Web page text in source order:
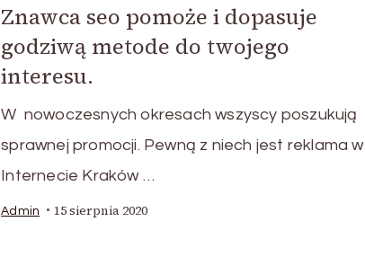
Znawca seo pomoże i dopasuje
godziwą metode do twojego
interesu.
W nowoczesnych okresach wszyscy poszukują
sprawnej promocji. Pewną z niech jest reklama w
Internecie Kraków …
Admin 15 sierpnia 2020